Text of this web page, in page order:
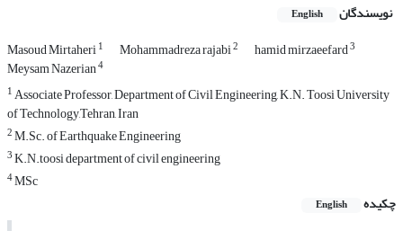
نویسندگان English
Masoud Mirtaheri1 Mohammadreza rajabi2 hamid mirzaeefard3
Meysam Nazerian4
1Associate Professor, Department of Civil Engineering, K.N. Toosi University
of Technology,Tehran, Iran
2M.Sc. of Earthquake Engineering
3K.N.toosi department of civil engineering
4MSc
چکیده
English